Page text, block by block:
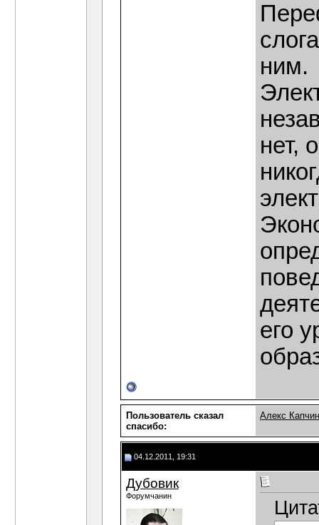
ним.
нет,
его
Пользователь сказал
cпасибо:
Алекс
04.12.2011, 19:31
Дубовик
Форумчанин